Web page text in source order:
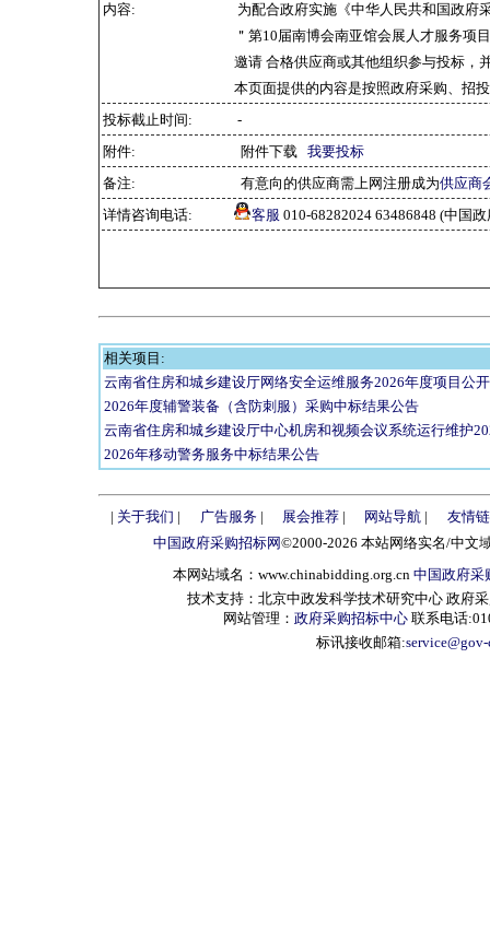
内容:
为配合政府实施《中华人民共和国政府
＂第10届南博会南亚馆会展人才服务项
邀请 合格供应商或其他组织参与投标，
本页面提供的内容是按照政府采购、招
投标截止时间:
-
附件:
附件下载 我要投标
备注:
有意向的供应商需上网注册成为供应商
详情咨询电话:
客服 010-68282024 63486848 (中国
相关项目:
云南省住房和城乡建设厅网络安全运维服务2026年度项目公
2026年度辅警装备（含防刺服）采购中标结果公告
云南省住房和城乡建设厅中心机房和视频会议系统运行维护
2026年移动警务服务中标结果公告
| 关于我们 | 广告服务| 展会推荐| 网站导航 |
友情
中国政府采购招标网©2000-2026 本站网络实名/中文
本网站域名：www.chinabidding.org.cn 中国政府采
技术支持：北京中政发科学技术研究中心 政府
网站管理： 政府采购招标中心 联系电话
标讯接收邮箱: